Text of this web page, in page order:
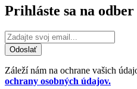
Prihláste sa na
Odoslať
Záleží nám na ochrane vašich
ochrany osobných údajov.